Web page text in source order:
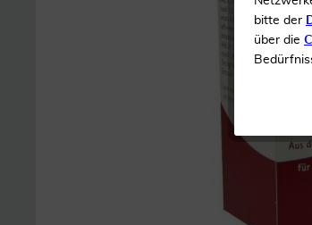
bitte der
über die